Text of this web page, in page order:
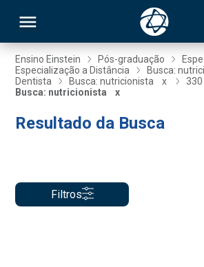
Ensino Einstein Pós-graduação
Especialização a Distância
Busca:
Dentista
Busca: nutricionista x
330
Busca: nutricionista
x
Resultado da Busca
Filtros